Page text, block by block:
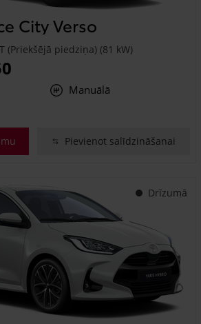
City Verso
(Priekšējā piedziņa) (81 kW)
Manuālā
Pievienot salīdzināšanai
Drīzumā